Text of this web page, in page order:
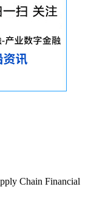
Chain Financial